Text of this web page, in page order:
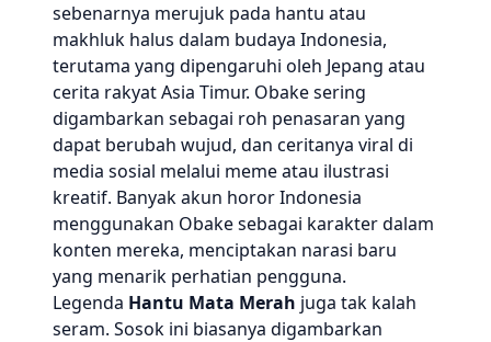
sebenarnya merujuk pada hantu atau
makhluk halus dalam budaya Indonesia,
terutama yang dipengaruhi oleh Jepang atau
cerita rakyat Asia Timur. Obake sering
digambarkan sebagai roh penasaran yang
dapat berubah wujud, dan ceritanya viral di
media sosial melalui meme atau ilustrasi
kreatif. Banyak akun horor Indonesia
menggunakan Obake sebagai karakter dalam
konten mereka, menciptakan narasi baru
yang menarik perhatian pengguna.
Legenda Hantu Mata Merah juga tak kalah
seram. Sosok ini biasanya digambarkan